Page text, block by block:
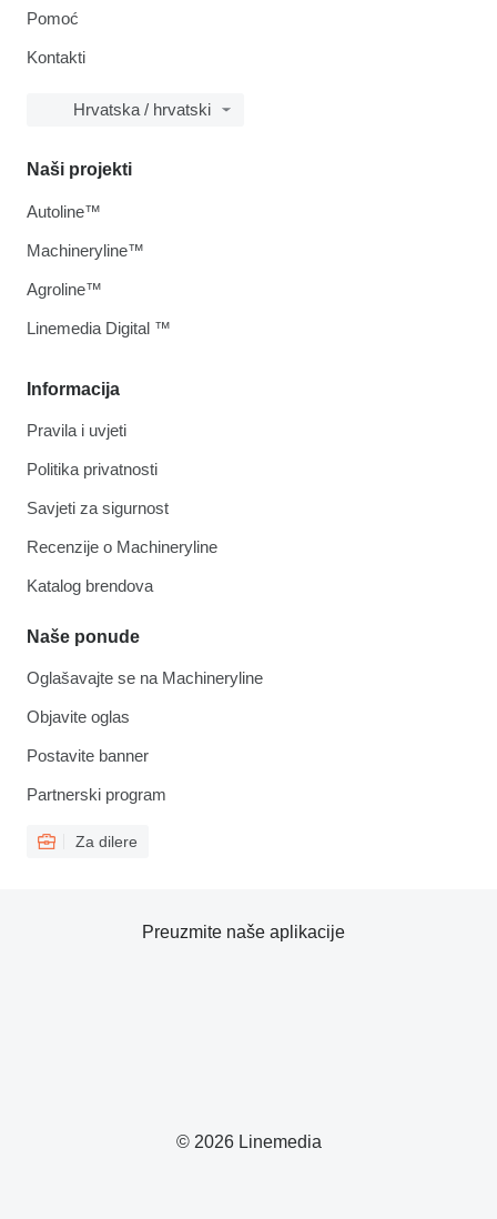
Pomoć
Kontakti
Hrvatska / hrvatski
Informacija
Pravila i uvjeti
Politika privatnosti
Savjeti za sigurnost
Recenzije o Machineryline
Katalog brendova
Naše ponude
Oglašavajte se na Machineryline
Objavite oglas
Postavite banner
Partnerski program
Za dilere
Naši projekti
Autoline™
Machineryline™
Agroline™
Linemedia Digital ™
© 2026 Linemedia
Preuzmite naše aplikacije